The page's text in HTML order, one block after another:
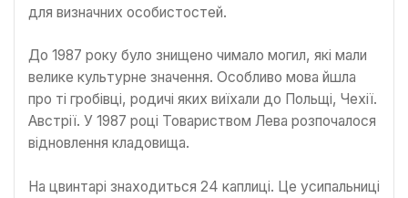
для визначних особистостей.
До 1987 року було знищено чимало могил, які мали
велике культурне значення. Особливо мова йшла
про ті гробівці, родичі яких виїхали до Польщі, Чехії.
Австрії. У 1987 році Товариством Лева розпочалося
відновлення кладовища.
На цвинтарі знаходиться 24 каплиці. Це усипальниці